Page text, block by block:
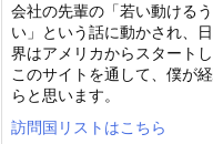
会社の先輩の「若い動ける
い」という話に動かされ、
界はアメリカからスタート
このサイトを通して、僕が
らと思います。
訪問国リストはこちら